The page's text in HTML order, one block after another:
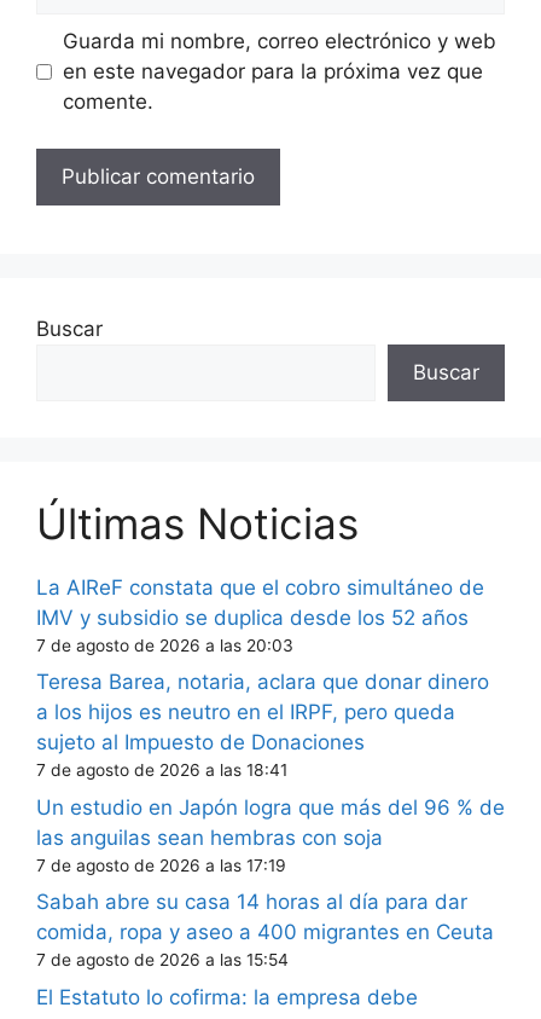
Guarda mi nombre, correo electrónico y web
en este navegador para la próxima vez que
comente.
Buscar
Buscar
Últimas Noticias
La AIReF constata que el cobro simultáneo de
IMV y subsidio se duplica desde los 52 años
7 de agosto de 2026 a las 20:03
Teresa Barea, notaria, aclara que donar dinero
a los hijos es neutro en el IRPF, pero queda
sujeto al Impuesto de Donaciones
7 de agosto de 2026 a las 18:41
Un estudio en Japón logra que más del 96 % de
las anguilas sean hembras con soja
7 de agosto de 2026 a las 17:19
Sabah abre su casa 14 horas al día para dar
comida, ropa y aseo a 400 migrantes en Ceuta
7 de agosto de 2026 a las 15:54
El Estatuto lo cofirma: la empresa debe